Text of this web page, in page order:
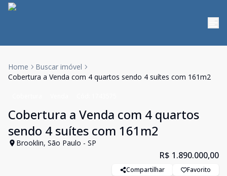
Home
Buscar imóvel
Cobertura a Venda com 4 quartos sendo 4 suítes com 161m2
Cobertura a Venda com 4 quartos
sendo 4 suítes com 161m2
Brooklin, São Paulo - SP
R$ 1.890.000,00
Compartilhar Favorito